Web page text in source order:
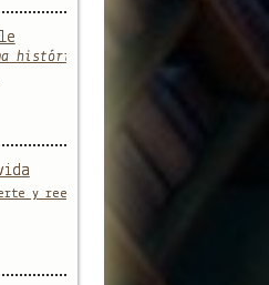
histórico
y reencarnación